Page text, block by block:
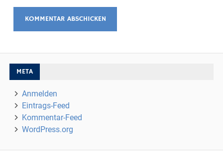
META
Anmelden
Eintrags-Feed
Kommentar-Feed
WordPress.org